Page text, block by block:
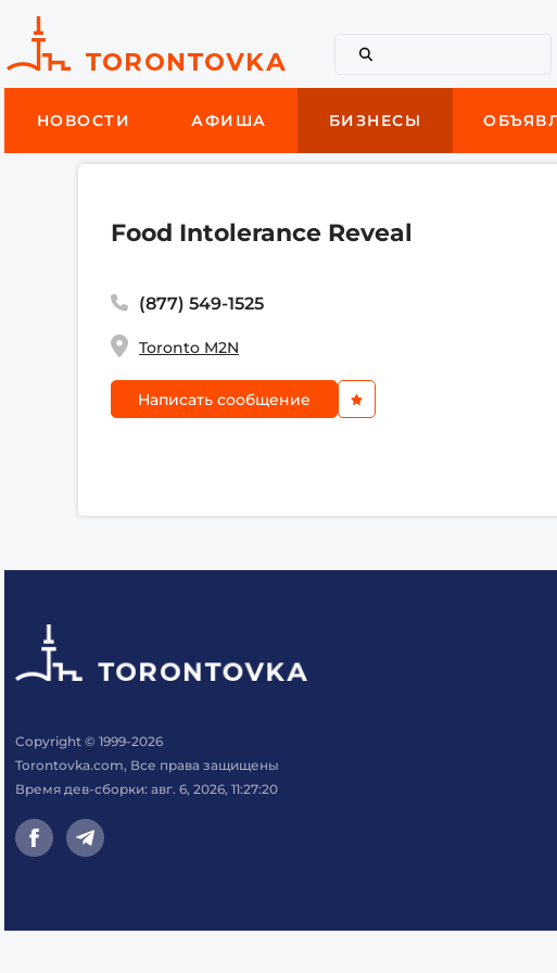
НОВОСТИ АФИША БИЗНЕСЫ
Food Intolerance Reveal
(877) 549-1525
Toronto M2N
Написать сообщение
Copyright © 1999-2026
Torontovka.com, Все права защищены
Время дев-сборки: авг. 6, 2026, 11:27:20